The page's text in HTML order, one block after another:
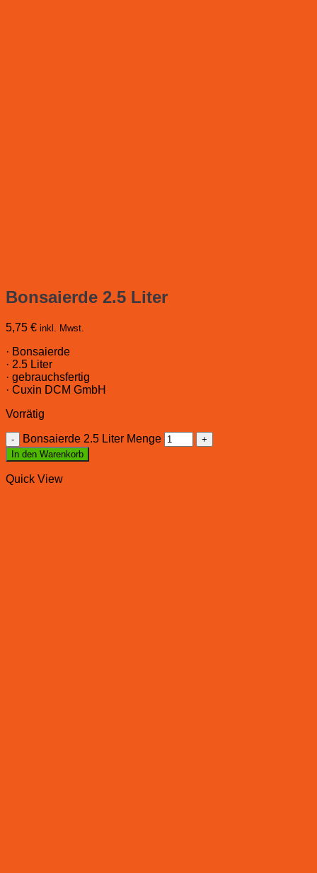
Bonsaierde 2.5 Liter
5,75 € inkl. Mwst.
· Bonsaierde
· 2.5 Liter
· gebrauchsfertig
· Cuxin DCM GmbH
Vorrätig
Bonsaierde 2.5 Liter Menge
In den Warenkorb
Quick View